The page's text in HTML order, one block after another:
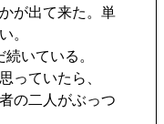
が出て来た。単
。
いている。
っていたら、
の二人がぶっつ